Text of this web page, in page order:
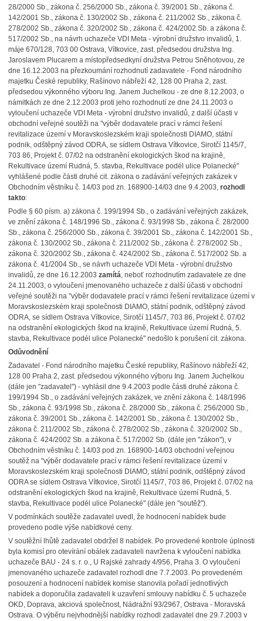
28/2000 Sb., zákona č. 256/2000 Sb., zákona č. 39/2001 Sb., zákona č.
142/2001 Sb., zákona č. 130/2002 Sb., zákona č. 211/2002 Sb., zákona č.
278/2002 Sb., zákona č. 320/2002 Sb., zákona č. 424/2002 Sb. a zákona č.
517/2002 Sb., na návrh uchazeče VDI Meta - výrobní družstvo invalidů, 1.
máje 670/128, 703 00 Ostrava, Vítkovice, zast. předsedou družstva Ing.
Jaroslavem Plucarem a místopředsedkyní družstva Petrou Sněhotovou, ze
dne 16.12.2003 na přezkoumání rozhodnutí zadavatele - Fond národního
majetku České republiky, Rašínovo nábřeží 42, 128 00 Praha 2, zast.
předsedou výkonného výboru Ing. Janem Juchelkou - ze dne 8.12.2003, o
námitkách ze dne 2.12.2003 proti jeho rozhodnutí ze dne 24.11.2003 o
vyloučení uchazeče VDI Meta - výrobní družstvo invalidů, z další účasti v
obchodní veřejné soutěži na "výběr dodavatele prací v rámci řešení
revitalizace území v Moravskoslezském kraji společnosti DIAMO, státní
podnik, odštěpný závod ODRA, se sídlem Ostrava Vítkovice, Sirotčí 1145/7,
703 86, Projekt č. 07/02 na odstranění ekologických škod na krajině,
Rekultivace území Rudná, 5. stavba, Rekultivace podél ulice Polanecké"
vyhlášené podle části druhé cit. zákona o zadávání veřejných zakázek v
Obchodním věstníku č. 14/03 pod zn. 168900-14/03 dne 9.4.2003, rozhodl
takto:
Podle § 60 písm. a) zákona č. 199/1994 Sb., o zadávání veřejných zakázek,
ve znění zákona č. 148/1996 Sb., zákona č. 93/1998 Sb., zákona č. 28/2000
Sb., zákona č. 256/2000 Sb., zákona č. 39/2001 Sb., zákona č. 142/2001 Sb.,
zákona č. 130/2002 Sb., zákona č. 211/2002 Sb., zákona č. 278/2002 Sb.,
zákona č. 320/2002 Sb., zákona č. 424/2002 Sb., zákona č. 517/2002 Sb. a
zákona č. 41/2004 Sb., se návrh uchazeče VDI Meta - výrobní družstvo
invalidů, ze dne 16.12.2003 zamítá, neboť rozhodnutím zadavatele ze dne
24.11.2003, o vyloučení jmenovaného uchazeče z další účasti v obchodní
veřejné soutěži na "výběr dodavatele prací v rámci řešení revitalizace území v
Moravskoslezském kraji společnosti DIAMO, státní podnik, odštěpný závod
ODRA, se sídlem Ostrava Vítkovice, Sirotčí 1145/7, 703 86, Projekt č. 07/02
na odstranění ekologických škod na krajině, Rekultivace území Rudná, 5.
stavba, Rekultivace podél ulice Polanecké" nedošlo k porušení cit. zákona.
Odůvodnění
Zadavatel - Fond národního majetku České republiky, Rašínovo nábřeží 42,
128 00 Praha 2, zast. předsedou výkonného výboru Ing. Janem Juchelkou
(dále jen "zadavatel") - vyhlásil dne 9.4.2003 podle části druhé zákona č.
199/1994 Sb., o zadávání veřejných zakázek, ve znění zákona č. 148/1996
Sb., zákona č. 93/1998 Sb., zákona č. 28/2000 Sb., zákona č. 256/2000 Sb.,
zákona č. 39/2001 Sb., zákona č. 142/2001 Sb., zákona č. 130/2002 Sb.,
zákona č. 211/2002 Sb., zákona č. 278/2002 Sb., zákona č. 320/2002 Sb.,
zákona č. 424/2002 Sb. a zákona č. 517/2002 Sb. (dále jen "zákon"), v
Obchodním věstníku č. 14/03 pod zn. 168900-14/03 obchodní veřejnou
soutěž na "výběr dodavatele prací v rámci řešení revitalizace území v
Moravskoslezském kraji společnosti DIAMO, státní podnik, odštěpný závod
ODRA se sídlem Ostrava Vítkovice, Sirotčí 1145/7, 703 86, Projekt č. 07/02 na
odstranění ekologických škod na krajině, Rekultivace území Rudná, 5.
stavba, Rekultivace podél ulice Polanecké" (dále jen "soutěž").
V podmínkách soutěže zadavatel uvedl, že hodnocení nabídek bude
provedeno podle výše nabídkové ceny.
V soutěžní lhůtě zadavatel obdržel 8 nabídek. Po provedené kontrole úplnosti
byla komisí pro otevírání obálek zadavateli navržena k vyloučení nabídka
uchazeče BAU - 24 s. r. o., U Rajské zahrady 4/956, Praha 3. O vyloučení
jmenovaného uchazeče zadavatel rozhodl dne 7.7.2003. Po provedeném
posouzení a hodnocení nabídek komise stanovila pořadí jednotlivých
nabídek a doporučila zadavateli k uzavření smlouvy nabídku č. 5 uchazeče
OKD, Doprava, akciová společnost, Nádražní 93/2967, Ostrava - Moravská
Ostrava. O výběru nejvhodnější nabídky rozhodl zadavatel dne 29.7.2003 v